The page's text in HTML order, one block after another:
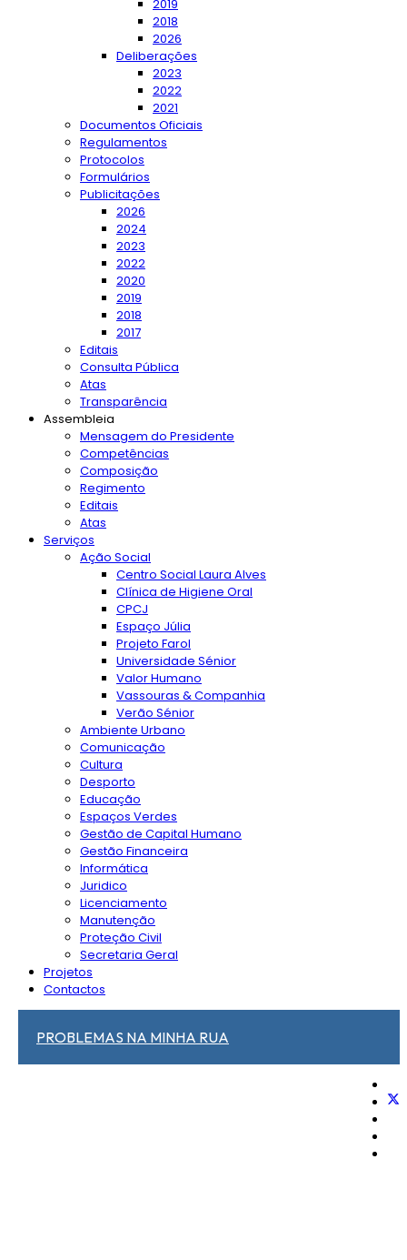
2019
2018
2026
Deliberações
2023
2022
2021
Documentos Oficiais
Regulamentos
Protocolos
Formulários
Publicitações
2026
2024
2023
2022
2020
2019
2018
2017
Editais
Consulta Pública
Atas
Transparência
Assembleia
Mensagem do Presidente
Competências
Composição
Regimento
Editais
Atas
Serviços
Ação Social
Centro Social Laura Alves
Clínica de Higiene Oral
CPCJ
Espaço Júlia
Projeto Farol
Universidade Sénior
Valor Humano
Vassouras & Companhia
Verão Sénior
Ambiente Urbano
Comunicação
Cultura
Desporto
Educação
Espaços Verdes
Gestão de Capital Humano
Gestão Financeira
Informática
Juridico
Licenciamento
Manutenção
Proteção Civil
Secretaria Geral
Projetos
Contactos
PROBLEMAS NA MINHA RUA